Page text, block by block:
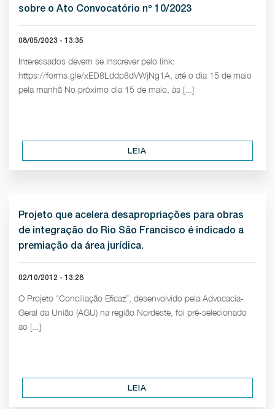
sobre o Ato Convocatório nº 10/2023
08/05/2023 - 13:35
Interessados devem se inscrever pelo link:
https://forms.gle/xED8Lddp8dVWjNg1A, até o dia 15 de maio
pela manhã No próximo dia 15 de maio, às [...]
LEIA
Projeto que acelera desapropriações para obras
de integração do Rio São Francisco é indicado a
premiação da área jurídica.
02/10/2012 - 13:28
O Projeto “Conciliação Eficaz”, desenvolvido pela Advocacia-
Geral da União (AGU) na região Nordeste, foi pré-selecionado
ao [...]
LEIA